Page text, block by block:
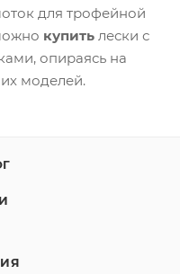
для трофейной
купить лески с
опираясь на
моделей.